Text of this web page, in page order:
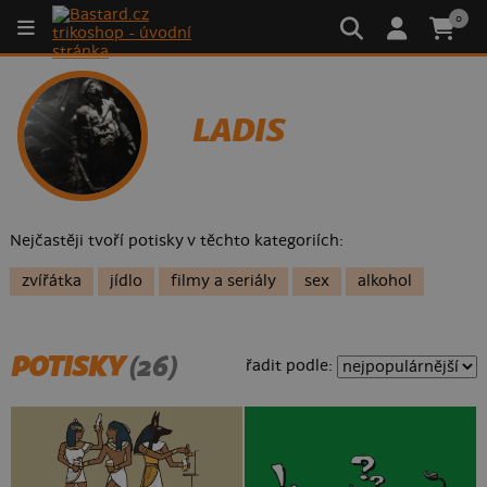
0
LADIS
Nejčastěji tvoří potisky v těchto kategoriích:
zvířátka jídlo filmy a seriály sex alkohol
POTISKY(26) řadit podle: